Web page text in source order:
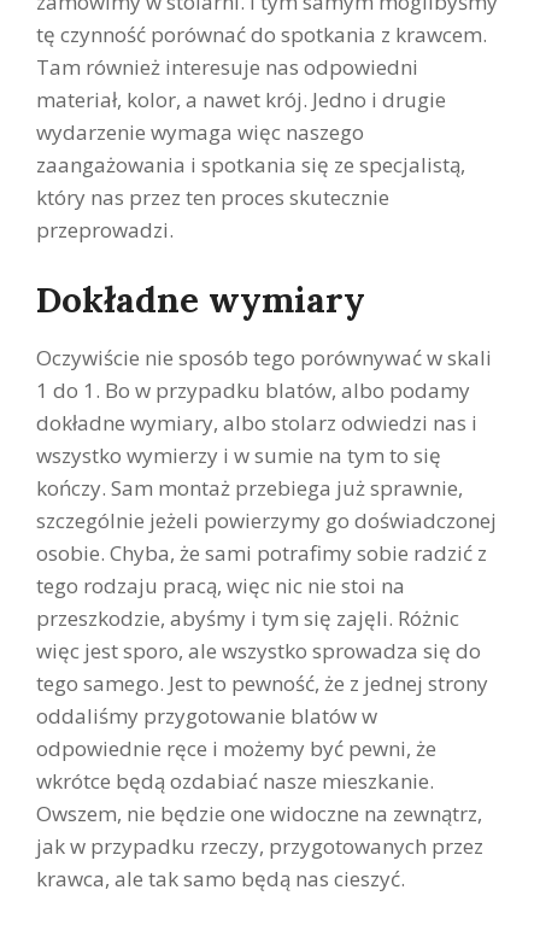
tę czynność porównać do spotkania z krawcem.
Tam również interesuje nas odpowiedni
materiał, kolor, a nawet krój. Jedno i drugie
wydarzenie wymaga więc naszego
zaangażowania i spotkania się ze specjalistą,
który nas przez ten proces skutecznie
przeprowadzi.
Dokładne wymiary
Oczywiście nie sposób tego porównywać w skali
1 do 1. Bo w przypadku blatów, albo podamy
dokładne wymiary, albo stolarz odwiedzi nas i
wszystko wymierzy i w sumie na tym to się
kończy. Sam montaż przebiega już sprawnie,
szczególnie jeżeli powierzymy go doświadczonej
osobie. Chyba, że sami potrafimy sobie radzić z
tego rodzaju pracą, więc nic nie stoi na
przeszkodzie, abyśmy i tym się zajęli. Różnic
więc jest sporo, ale wszystko sprowadza się do
tego samego. Jest to pewność, że z jednej strony
oddaliśmy przygotowanie blatów w
odpowiednie ręce i możemy być pewni, że
wkrótce będą ozdabiać nasze mieszkanie.
Owszem, nie będzie one widoczne na zewnątrz,
jak w przypadku rzeczy, przygotowanych przez
krawca, ale tak samo będą nas cieszyć.